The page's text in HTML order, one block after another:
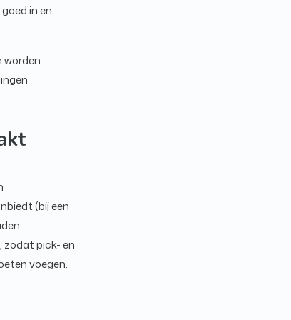
in en
worden
(bij een
, zodat pick- en
voegen.